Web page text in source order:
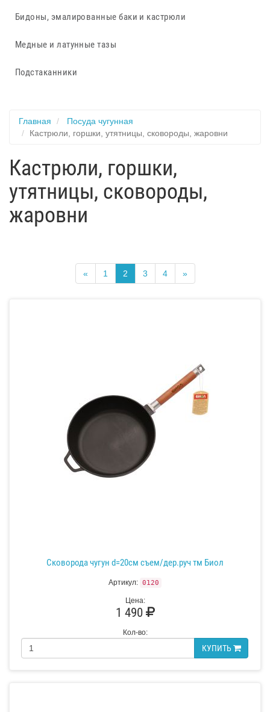
Бидоны, эмалированные баки и кастрюли
Медные и латунные тазы
Подстаканники
Главная
Посуда чугунная
Кастрюли, горшки, утятницы, сковороды, жаровни
Кастрюли, горшки,
утятницы, сковороды,
жаровни
« 1 2 3 4 »
Сковорода чугун d=20см съем/дер.руч тм Биол
Артикул: 0120
Цена:
1 490
Кол-во:
КУПИТЬ